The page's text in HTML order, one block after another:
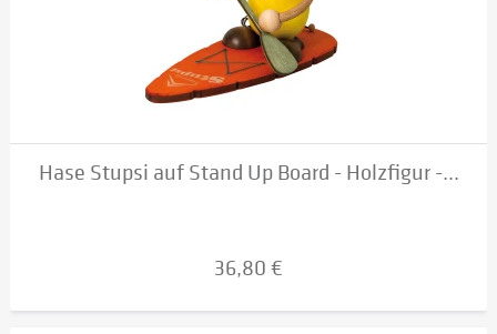
Hase Stupsi auf Stand Up Board - Holzfigur -...
36,80 €